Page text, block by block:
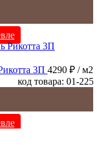
3П 4290 ₽ / м2
код товара: 01-225